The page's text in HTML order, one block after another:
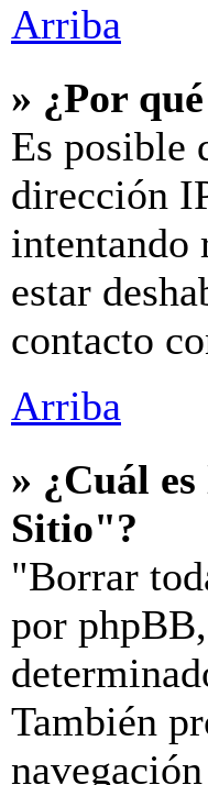
Arriba
» ¿Por
Es posible
dirección
intentando
estar
contacto
Arriba
» ¿Cuál
Sitio"?
"Borrar
por
También